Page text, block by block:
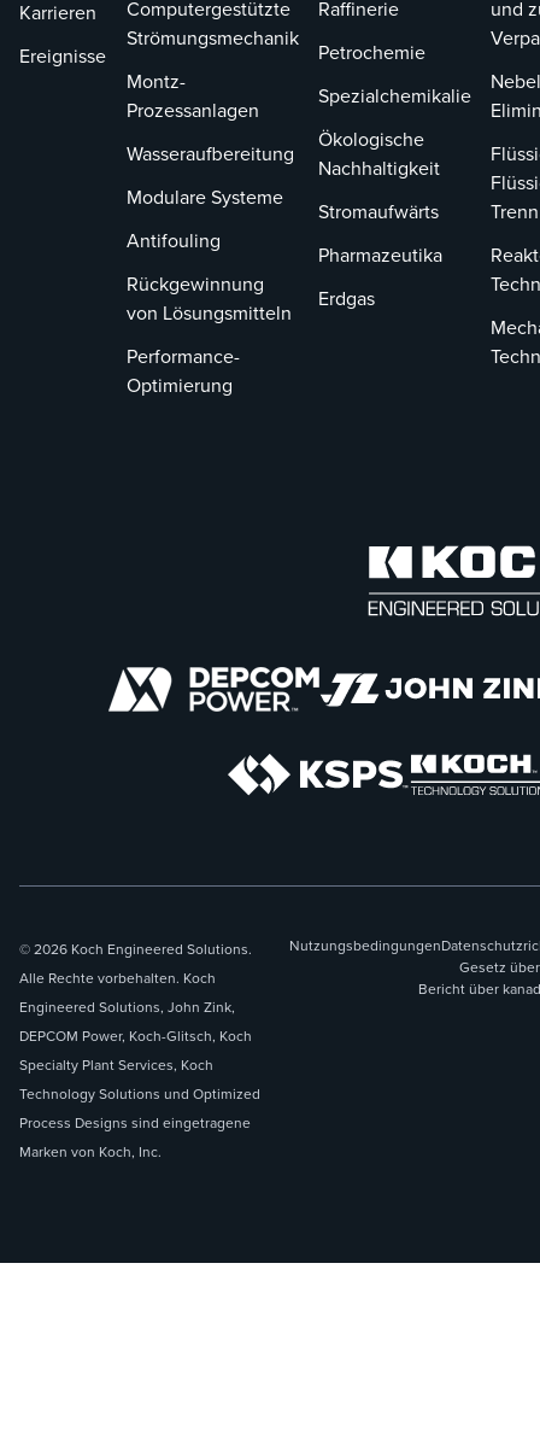
Karrieren
Ereignisse
Computergestützte
Strömungsmechanik
Montz-
Prozessanlagen
Wasseraufbereitung
Modulare Systeme
Antifouling
Rückgewinnung
von Lösungsmitteln
Performance-
Optimierung
Raffinerie
Petrochemie
Spezialchemikalie
Ökologische
Nachhaltigkeit
Stromaufwärts
Pharmazeutika
Erdgas
und
© 2026 Koch Engineered Solutions.
Alle Rechte vorbehalten. Koch
Engineered Solutions, John Zink,
DEPCOM Power, Koch-Glitsch, Koch
Specialty Plant Services, Koch
Technology Solutions und Optimized
Process Designs sind eingetragene
Marken von Koch, Inc.
Nutzungsbedingungen
Gesetz
Bericht über